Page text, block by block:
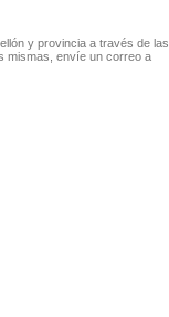
y provincia a través de las
mismas, envíe un correo a